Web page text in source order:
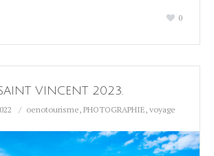
0
VINCENT 2023.
oenotourisme, PHOTOGRAPHIE, voyage